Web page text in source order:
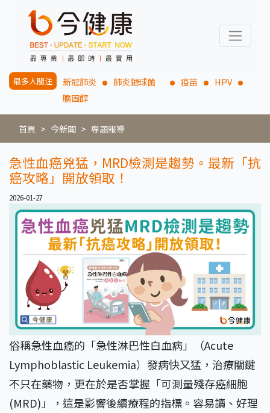
最多人關注 新冠肺炎 肺炎鏈球菌 疫苗
HPV
膽固醇
首頁 今新聞 專題報導
急性血癌兇猛，MRD檢測是趨勢。最新「抗
癌攻略」開放領取！
2026-01-27
俗稱急性血癌的「急性淋巴性白血病」（Acute
Lymphoblastic Leukemia）發病快又猛，治療關鍵
不只在藥物，更在於是否掌握「可測量殘存癌細胞
(MRD)」，這是影響後續療程的指標。容易讀、好理